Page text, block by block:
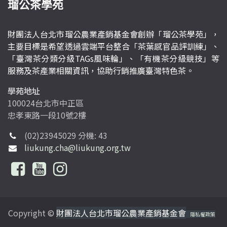
瑠公茶學苑
財團法人台北市瑠公農業產銷基金會創辦「瑠公茶學苑」，
主要目標是希望透過雲端平台整合「茶葉感官品評訓練」、
「臺灣茶分類分級TAGs風味輪」、「有機茶分級競技」等
服務及茶產業相關資訊，協助行銷推廣臺灣特色茶。
學苑地址
100024台北市中正區
忠孝東路一段10號2樓
(02)23945029 分機: 43
liukung.cha@liukung.org.tw
Copyright © 財團法人台北市瑠公農業產銷基金會 隱私權政策